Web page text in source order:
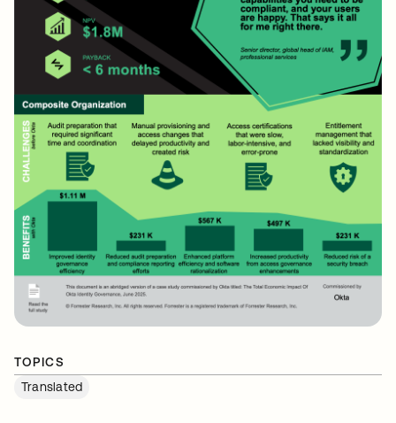
TOPICS
Translated